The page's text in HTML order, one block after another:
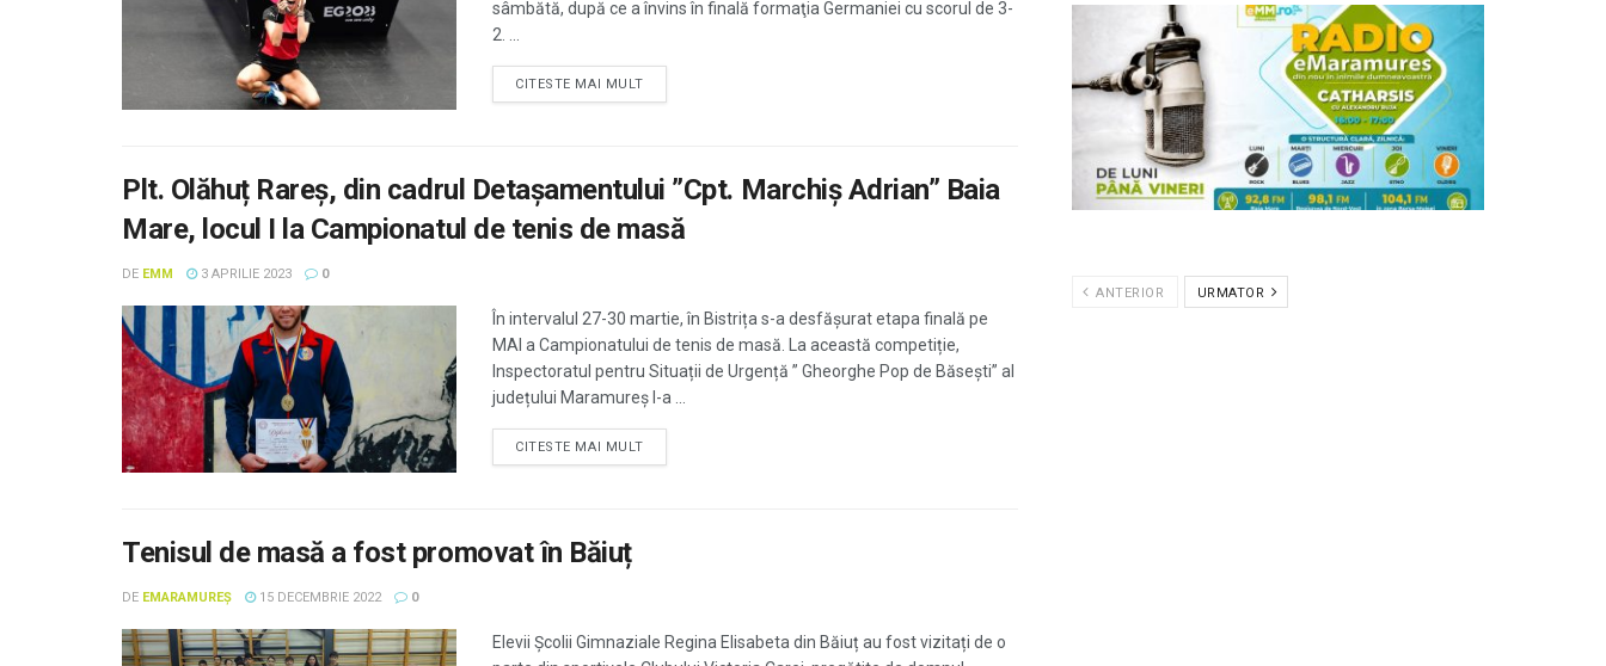
sâmbătă, după ce a învins în finală formaţia Germaniei cu scorul de 3-
2. ...
CITESTE MAI MULT
Plt. Olăhuț Rareş, din cadrul Detașamentului ”Cpt. Marchiș Adrian” Baia
Mare, locul I la Campionatul de tenis de masă
DE EMM 3 APRILIE 2023 0
În intervalul 27-30 martie, în Bistrița s-a desfășurat etapa finală pe
MAI a Campionatului de tenis de masă. La această competiție,
Inspectoratul pentru Situații de Urgență ” Gheorghe Pop de Băsești” al
județului Maramureș l-a ...
CITESTE MAI MULT
Tenisul de masă a fost promovat în Băiuț
DE EMARAMUREȘ 15 DECEMBRIE 2022 0
Elevii Școlii Gimnaziale Regina Elisabeta din Băiuț au fost vizitați de o
ANTERIOR URMATOR